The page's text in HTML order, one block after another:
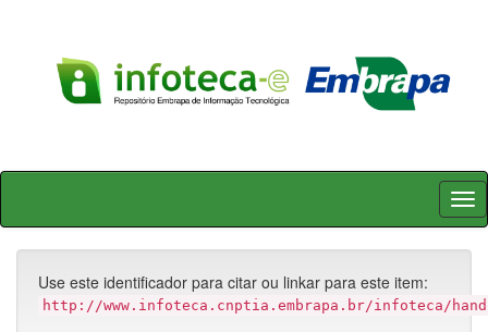
Skip
Use este identificador para citar ou linkar para este item:
http://www.infoteca.cnptia.embrapa.br/infoteca/